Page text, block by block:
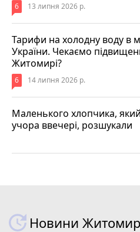
6 13 липня 2026 р.
Тарифи на холодну воду в
України. Чекаємо
Житомирі?
6 14 липня 2026 р.
Маленького хлопчика,
учора ввечері, розшукали
Новини